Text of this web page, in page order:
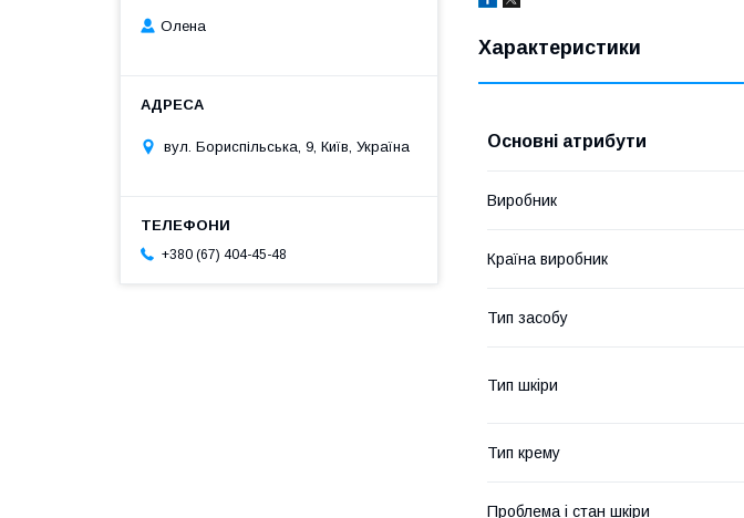
Характеристики
Основні атрибути
Виробник
Країна виробник
Тип засобу
Тип шкіри
Тип крему
Проблема і стан шкіри
Олена
вул. Бориспільська, 9, Київ, Україна
+380 (67) 404-45-48